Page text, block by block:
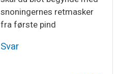
snoningernes retmasker
fra første pind
Svar